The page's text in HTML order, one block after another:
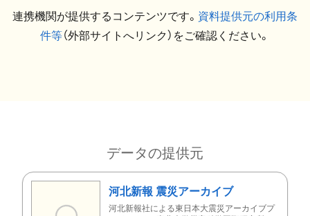
連携機関が提供するコンテンツです。 資料提供元の利用条
件等（外部サイトへリンク）をご確認ください。
データの提供元
河北新報 震災アーカイブ
河北新報社による東日本大震災アーカイブプ